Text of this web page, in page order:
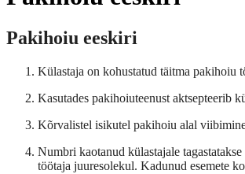
Pakihoiu eeskiri
Külastaja on kohustatud täitma pakihoiu
Kasutades pakihoiuteenust aktsepteerib
Kõrvalistel isikutel pakihoiu alal
Numbri kaotanud külastajale
töötaja juuresolekul. Kadunud esemete